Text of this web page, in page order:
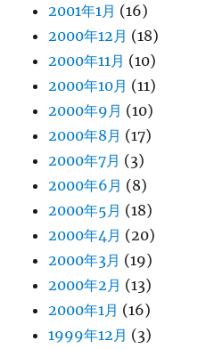
2001年1月 (16)
2000年12月 (18)
2000年11月 (10)
2000年10月 (11)
2000年9月 (10)
2000年8月 (17)
2000年7月 (3)
2000年6月 (8)
2000年5月 (18)
2000年4月 (20)
2000年3月 (19)
2000年2月 (13)
2000年1月 (16)
1999年12月 (3)